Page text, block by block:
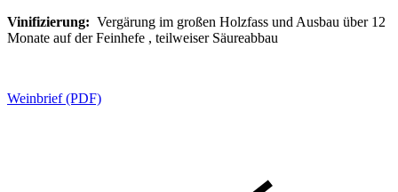
Vinifizierung: Vergärung im großen Holzfass und Ausbau über 12
Monate auf der Feinhefe , teilweiser Säureabbau
Weinbrief (PDF)